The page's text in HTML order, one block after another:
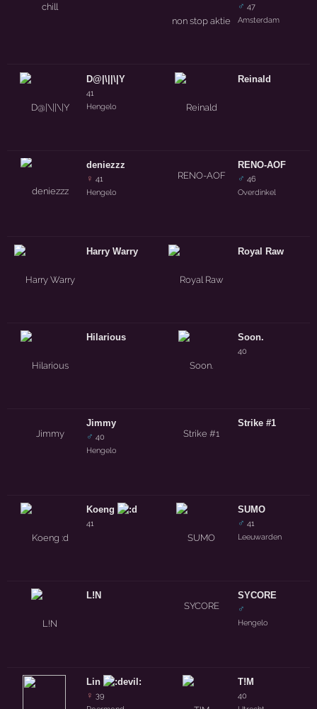
D@|\||\|Y
41
Hengelo
deniezzz
♀ 41
Hengelo
Harry Warry
Hilarious
Jimmy
♂ 40
Hengelo
Koeng
41
L!N
Lin
♀ 39
♂ 47
Amsterdam
Reinald
RENO-AOF
♂ 46
Overdinkel
Royal Raw
Soon.
40
Strike #1
SUMO
♂ 41
Leeuwarden
SYCORE
♂
Hengelo
T!M
40